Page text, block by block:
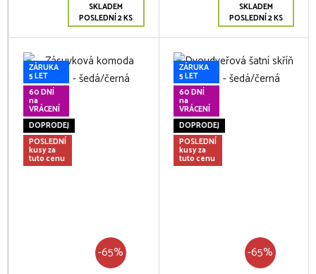
SKLADEM
POSLEDNÍ 2 KS
SKLADEM
POSLEDNÍ 2 KS
ZÁRUKA
5 LET
60 DNÍ
na
VRÁCENÍ
DOPRODEJ
POSLEDNÍ
kusy za
tuto cenu
-65%
ZÁRUKA
5 LET
60 DNÍ
na
VRÁCENÍ
DOPRODEJ
POSLEDNÍ
kusy za
tuto cenu
-65%